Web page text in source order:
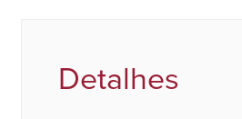
Detalhes